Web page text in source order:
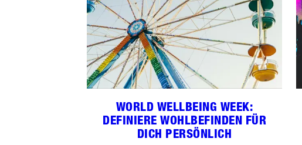
WORLD WELLBEING WEEK:
DEFINIERE WOHLBEFINDEN FÜR
DICH PERSÖNLICH